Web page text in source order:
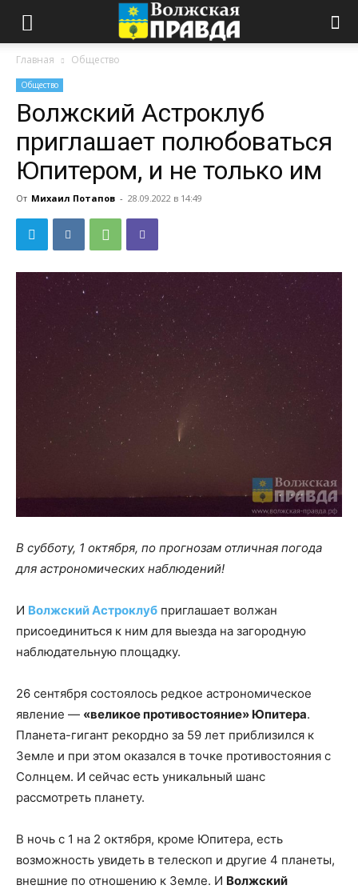
Главная Общество
Общество
Волжский Астроклуб
приглашает полюбоваться
Юпитером, и не только им
От Михаил Потапов - 28.09.2022 в 14:49
В субботу, 1 октября, по прогнозам отличная погода
для астрономических наблюдений!
И Волжский Астроклуб приглашает волжан
присоединиться к ним для выезда на загородную
наблюдательную площадку.
26 сентября состоялось редкое астрономическое
явление — «великое противостояние» Юпитера.
Планета-гигант рекордно за 59 лет приблизился к
Земле и при этом оказался в точке противостояния с
Солнцем. И сейчас есть уникальный шанс
рассмотреть планету.
В ночь с 1 на 2 октября, кроме Юпитера, есть
возможность увидеть в телескоп и другие 4 планеты,
внешние по отношению к Земле. И Волжский